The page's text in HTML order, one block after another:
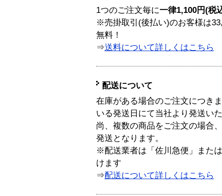
1つのご注文毎に一律1,100円(税
※売掛取引(後払い)のお客様は
無料！
⇒送料について詳しくはこちら
配送について
在庫がある場合のご注文につき
いる発送日にて当社より発送い
尚、複数の商品をご注文の場合
発送となります。
※配送業者は「佐川急便」また
けます
⇒配送について詳しくはこちら